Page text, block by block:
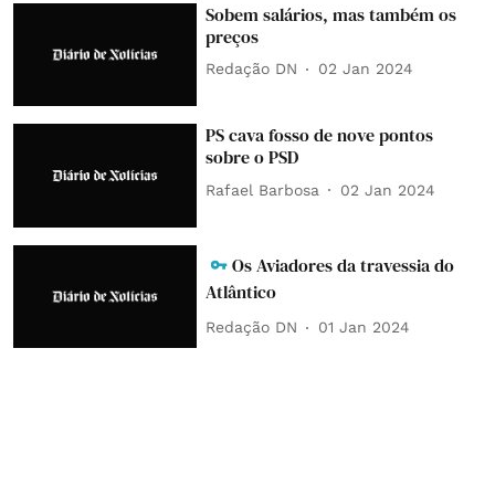
Sobem salários, mas também os
preços
Redação DN 02 Jan 2024
PS cava fosso de nove pontos
sobre o PSD
Rafael Barbosa 02 Jan 2024
Os Aviadores da travessia do
Atlântico
Redação DN 01 Jan 2024